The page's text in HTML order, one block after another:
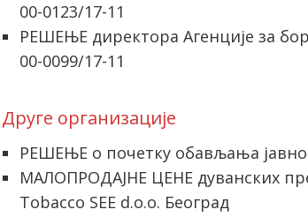
00-0123/17-11
РЕШЕЊЕ директора Агенције за
00-0099/17-11
Друге организације
РЕШЕЊЕ о почетку обављања
МАЛОПРОДАЈНЕ ЦЕНЕ дуванских
Tobacco SEE d.o.o. Београд